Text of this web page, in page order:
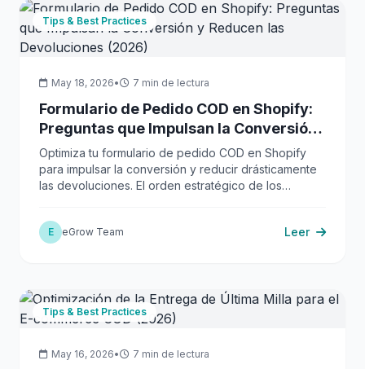
Tips & Best Practices
May 18, 2026• 7 min de lectura
Formulario de Pedido COD en Shopify:
Preguntas que Impulsan la Conversión
y Reducen las Devoluciones (2026)
Optimiza tu formulario de pedido COD en Shopify
para impulsar la conversión y reducir drásticamente
las devoluciones. El orden estratégico de los
direcciones son clave.
E eGrow Team Leer
Tips & Best Practices
May 16, 2026• 7 min de lectura